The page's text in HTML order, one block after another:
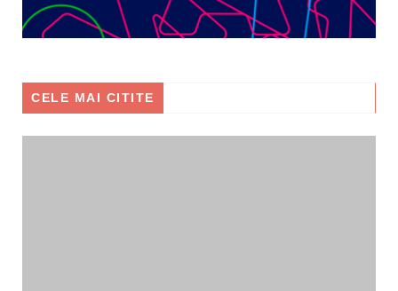
CELE MAI CITITE